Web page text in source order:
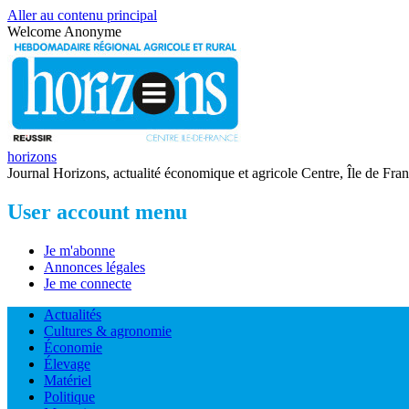
Aller au contenu principal
Welcome Anonyme
horizons
Journal Horizons, actualité économique et agricole Centre, Île de
User account menu
Je m'abonne
Annonces légales
Je me connecte
Actualités
Cultures & agronomie
Économie
Élevage
Matériel
Politique